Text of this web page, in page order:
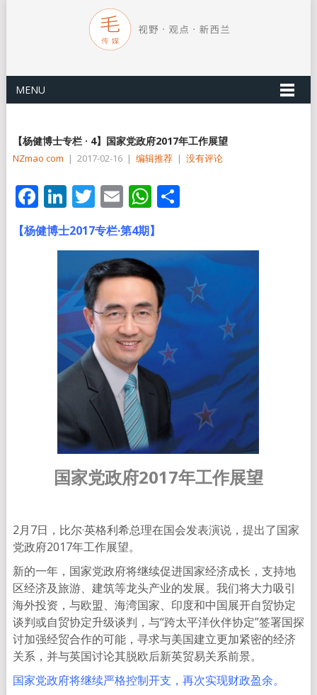
MENU
【杨健博士专栏 · 4】国家党政府2017年工作展望
NZmao com | 2017-02-16 | 编辑推荐 | 没有评论
Facebook
LinkedIn
Twitter
EmailWhatsApp
分
【杨健博士2017专栏·第4期】
国家党政府2017年工作展望
2月7日，比尔·英格利希总理在国会发表演说，提出了国家
党政府2017年工作展望。
新的一年，国家党政府将继续促进国家经济成长，支持地
区经济及旅游、建筑等龙头产业的发展。我们将大力吸引
海外投资，与欧盟、海湾国家、印度和中国展开自贸协定
谈判或自贸协定升级谈判，与“跨太平洋伙伴协定”签署国探
讨加强经贸合作的可能，寻求与美国建立更加紧密的经济
关系，并与英国讨论其脱欧后新英贸易关系前景。
国家党政府将继续严格控制开支，再次实现财政盈余。